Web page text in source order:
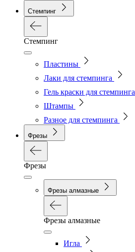
Стемпинг
Стемпинг
Пластины
Лаки для стемпинга
Гель краски для стемпинга
Штампы
Разное для стемпинга
Фрезы
Фрезы
Фрезы алмазные
Фрезы алмазные
Игла